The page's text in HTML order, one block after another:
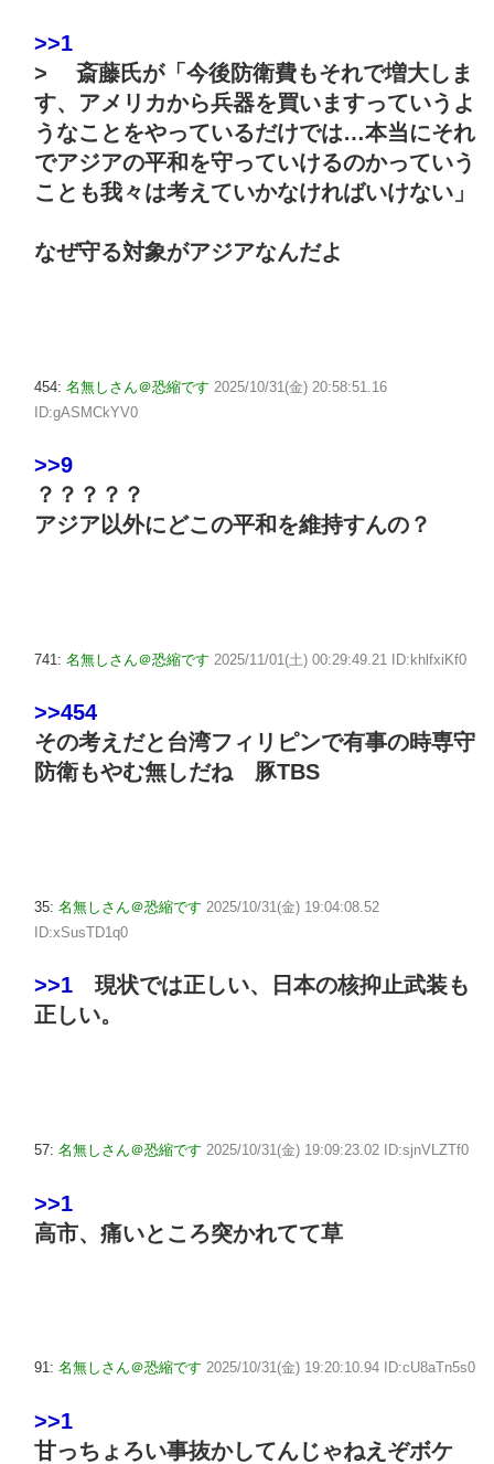
>>1
> 斎藤氏が「今後防衛費もそれで増大しま
す、アメリカから兵器を買いますっていうよ
うなことをやっているだけでは…本当にそれ
でアジアの平和を守っていけるのかっていう
ことも我々は考えていかなければいけない」
なぜ守る対象がアジアなんだよ
454: 名無しさん＠恐縮です 2025/10/31(金) 20:58:51.16
ID:gASMCkYV0
>>9
？？？？？
アジア以外にどこの平和を維持すんの？
741: 名無しさん＠恐縮です 2025/11/01(土) 00:29:49.21 ID:khlfxiKf0
>>454
その考えだと台湾フィリピンで有事の時専守
防衛もやむ無しだね 豚TBS
35: 名無しさん＠恐縮です 2025/10/31(金) 19:04:08.52
ID:xSusTD1q0
>>1 現状では正しい、日本の核抑止武装も
正しい。
57: 名無しさん＠恐縮です 2025/10/31(金) 19:09:23.02 ID:sjnVLZTf0
>>1
高市、痛いところ突かれてて草
91: 名無しさん＠恐縮です 2025/10/31(金) 19:20:10.94 ID:cU8aTn5s0
>>1
甘っちょろい事抜かしてんじゃねえぞボケ